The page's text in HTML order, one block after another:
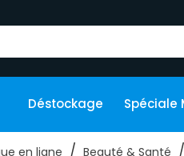
Déstockage Spéciale
en ligne Beauté & Santé